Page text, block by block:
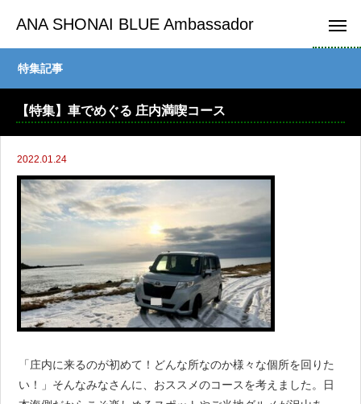
ANA SHONAI BLUE Ambassador
特集記事
【特集】車でめぐる 庄内満喫コース
2022.01.24
「庄内に来るのが初めて！どんな所なのか様々な個所を回りた
い！」そんなみなさんに、おススメのコースを考えました。日